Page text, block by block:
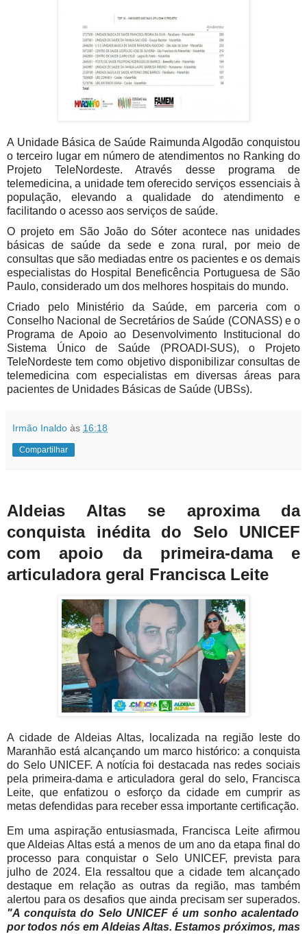
A Unidade Básica de Saúde Raimunda Algodão conquistou
o terceiro lugar em número de atendimentos no Ranking do
Projeto TeleNordeste. Através desse programa de
telemedicina, a unidade tem oferecido serviços essenciais à
população, elevando a qualidade do atendimento e
facilitando o acesso aos serviços de saúde.
O projeto em São João do Sóter acontece nas unidades
básicas de saúde da sede e zona rural, por meio de
consultas que são mediadas entre os pacientes e os demais
especialistas do Hospital Beneficência Portuguesa de São
Paulo, considerado um dos melhores hospitais do mundo.
Criado pelo Ministério da Saúde, em parceria com o
Conselho Nacional de Secretários de Saúde (CONASS) e o
Programa de Apoio ao Desenvolvimento Institucional do
Sistema Único de Saúde (PROADI-SUS), o Projeto
TeleNordeste tem como objetivo disponibilizar consultas de
telemedicina com especialistas em diversas áreas para
pacientes de Unidades Básicas de Saúde (UBSs).
Irmão Inaldo às 16:18
Compartilhar
Aldeias Altas se aproxima da
conquista inédita do Selo UNICEF
com apoio da primeira-dama e
articuladora geral Francisca Leite
A cidade de Aldeias Altas, localizada na região leste do
Maranhão está alcançando um marco histórico: a conquista
do Selo UNICEF. A notícia foi destacada nas redes sociais
pela primeira-dama e articuladora geral do selo, Francisca
Leite, que enfatizou o esforço da cidade em cumprir as
metas defendidas para receber essa importante certificação.
Em uma aspiração entusiasmada, Francisca Leite afirmou
que Aldeias Altas está a menos de um ano da etapa final do
processo para conquistar o Selo UNICEF, prevista para
julho de 2024. Ela ressaltou que a cidade tem alcançado
destaque em relação as outras da região, mas também
alertou para os desafios que ainda precisam ser superados.
"A conquista do Selo UNICEF é um sonho acalentado
por todos nós em Aldeias Altas. Estamos próximos, mas